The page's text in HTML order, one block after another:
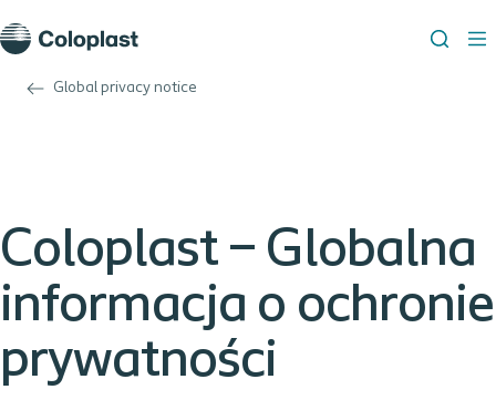
Global privacy notice
Coloplast – Globalna
informacja o ochronie
prywatności